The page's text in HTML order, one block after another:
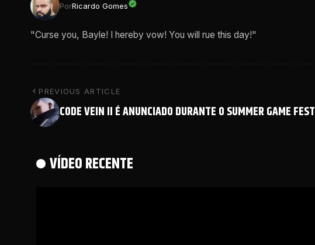
PorRicardo Gomes
"Curse you, Bayle! I hereby vow! You will rue this day!"
PREVIOUS ARTICLE
CODE VEIN II É ANUNCIADO DURANTE O SUMMER GAME FEST
VÍDEO RECENTE